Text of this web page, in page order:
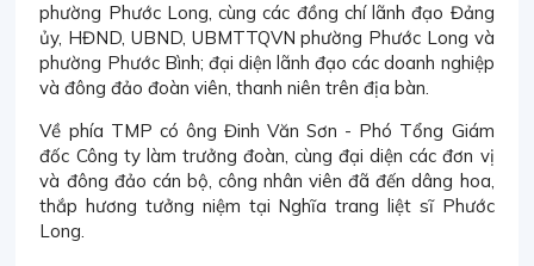
phường Phước Long, cùng các đồng chí lãnh đạo Đảng
ủy, HĐND, UBND, UBMTTQVN phường Phước Long và
phường Phước Bình; đại diện lãnh đạo các doanh nghiệp
và đông đảo đoàn viên, thanh niên trên địa bàn.
Về phía TMP có ông Đinh Văn Sơn - Phó Tổng Giám
đốc Công ty làm trưởng đoàn, cùng đại diện các đơn vị
và đông đảo cán bộ, công nhân viên đã đến dâng hoa,
thắp hương tưởng niệm tại Nghĩa trang liệt sĩ Phước
Long.